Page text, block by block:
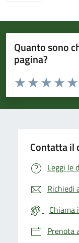
Quanto sono
pagina?
Valuta da 1 a 5 stelle
Valuta
Valuta 3
Valuta 2 stelle
Valuta 1 stelle su 5
Contatta il
Leggi le
Richiedi
Prenota